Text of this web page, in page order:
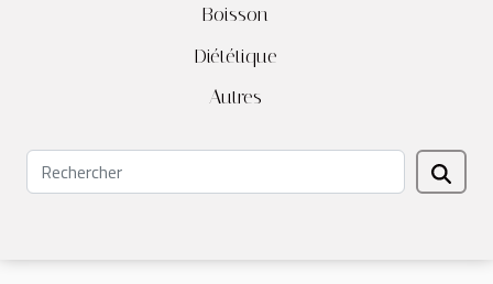
Boisson
Diététique
Autres